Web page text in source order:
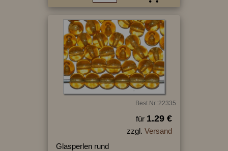
Best.Nr.:22335
für 1.29 €
zzgl. Versand
Glasperlen rund